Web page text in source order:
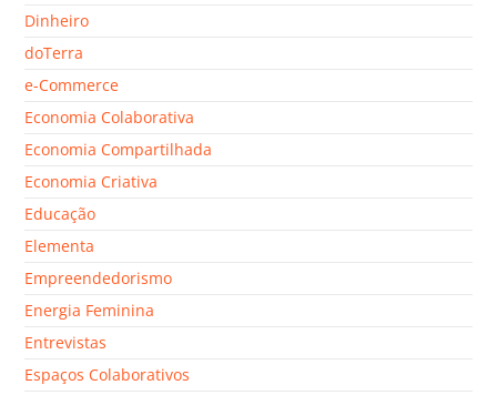
Dinheiro
doTerra
e-Commerce
Economia Colaborativa
Economia Compartilhada
Economia Criativa
Educação
Elementa
Empreendedorismo
Energia Feminina
Entrevistas
Espaços Colaborativos